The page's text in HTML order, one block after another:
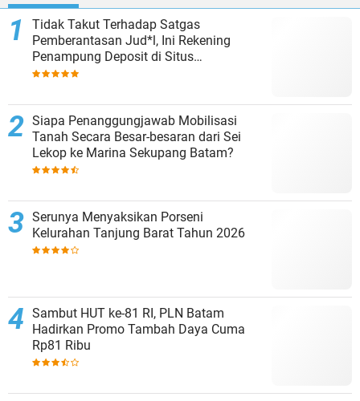
Tidak Takut Terhadap Satgas
Pemberantasan Jud*l, Ini Rekening
Penampung Deposit di Situs
MENARA4D
Siapa Penanggungjawab Mobilisasi
Tanah Secara Besar-besaran dari Sei
Lekop ke Marina Sekupang Batam?
Serunya Menyaksikan Porseni
Kelurahan Tanjung Barat Tahun 2026
Sambut HUT ke-81 RI, PLN Batam
Hadirkan Promo Tambah Daya Cuma
Rp81 Ribu